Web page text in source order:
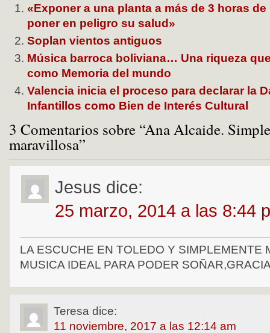
«Exponer a una planta a más de 3 horas
poner en peligro su salud»
Soplan vientos antiguos
Música barroca boliviana… Una riqueza
como Memoria del mundo
Valencia inicia el proceso para declarar la
Infantillos como Bien de Interés Cultural
3 Comentarios sobre “Ana Alcaide.
maravillosa”
Jesus dice:
25 marzo, 2014 a las 8:44
LA ESCUCHE EN TOLEDO Y SIMPLEMENTE
MUSICA IDEAL PARA PODER
Teresa dice:
11 noviembre, 2017 a las 12:14 am